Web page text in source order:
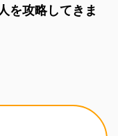
を攻略してきま